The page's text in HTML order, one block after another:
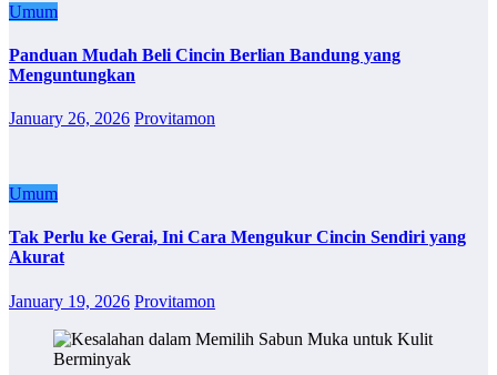
Umum
Panduan Mudah Beli Cincin Berlian Bandung yang
Menguntungkan
January 26, 2026 Provitamon
Umum
Tak Perlu ke Gerai, Ini Cara Mengukur Cincin Sendiri yang
Akurat
January 19, 2026 Provitamon